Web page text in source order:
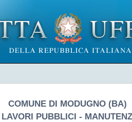
COMUNE DI MODUGNO (BA)
PUBBLICI -